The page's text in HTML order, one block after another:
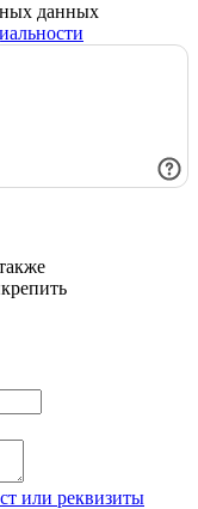
данных
или реквизиты